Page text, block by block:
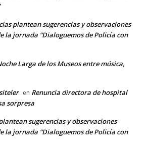
plantean sugerencias y observaciones
la jornada “Dialoguemos de Policía con
Larga de los Museos entre música,
en Renuncia directora de hospital
sorpresa
sugerencias y observaciones
la jornada “Dialoguemos de Policía con